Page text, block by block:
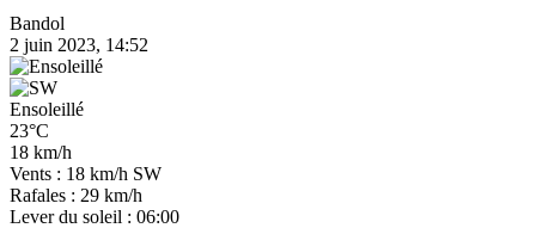
Bandol
2 juin 2023, 14:52
Ensoleillé
23°C
18 km/h
Vents : 18 km/h SW
Rafales : 29 km/h
Lever du soleil : 06:00